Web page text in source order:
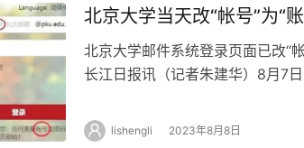
北京大学当天改“帐号”为“
北京大学邮件系统登录页面已改“
长江日报讯（记者朱建华）8月7
lishengli 2023年8月8日